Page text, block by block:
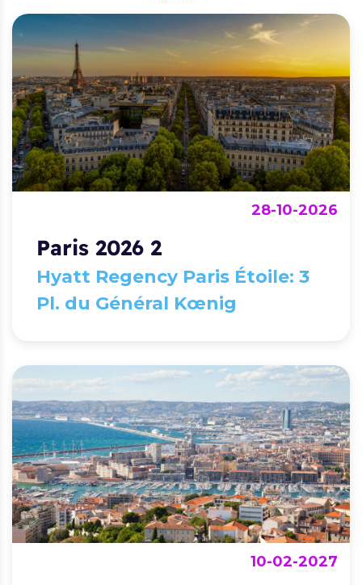
28-10-2026
Paris 2026 2
Hyatt Regency Paris Étoile: 3
Pl. du Général Kœnig
10-02-2027